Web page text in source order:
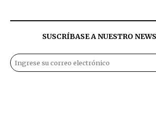
SUSCRÍBASE A NUESTRO